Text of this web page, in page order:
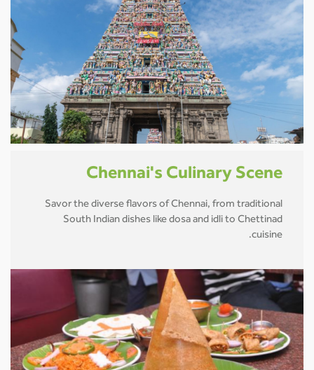
Chennai's Culinary Scene
Savor the diverse flavors of Chennai, from traditional
South Indian dishes like dosa and idli to Chettinad
cuisine.